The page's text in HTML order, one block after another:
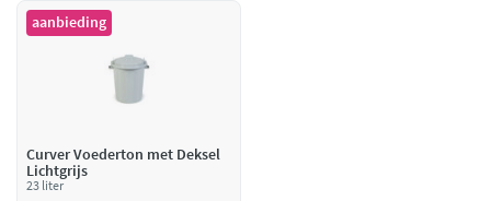
aanbieding
Curver Voederton met Deksel
Lichtgrijs
23 liter